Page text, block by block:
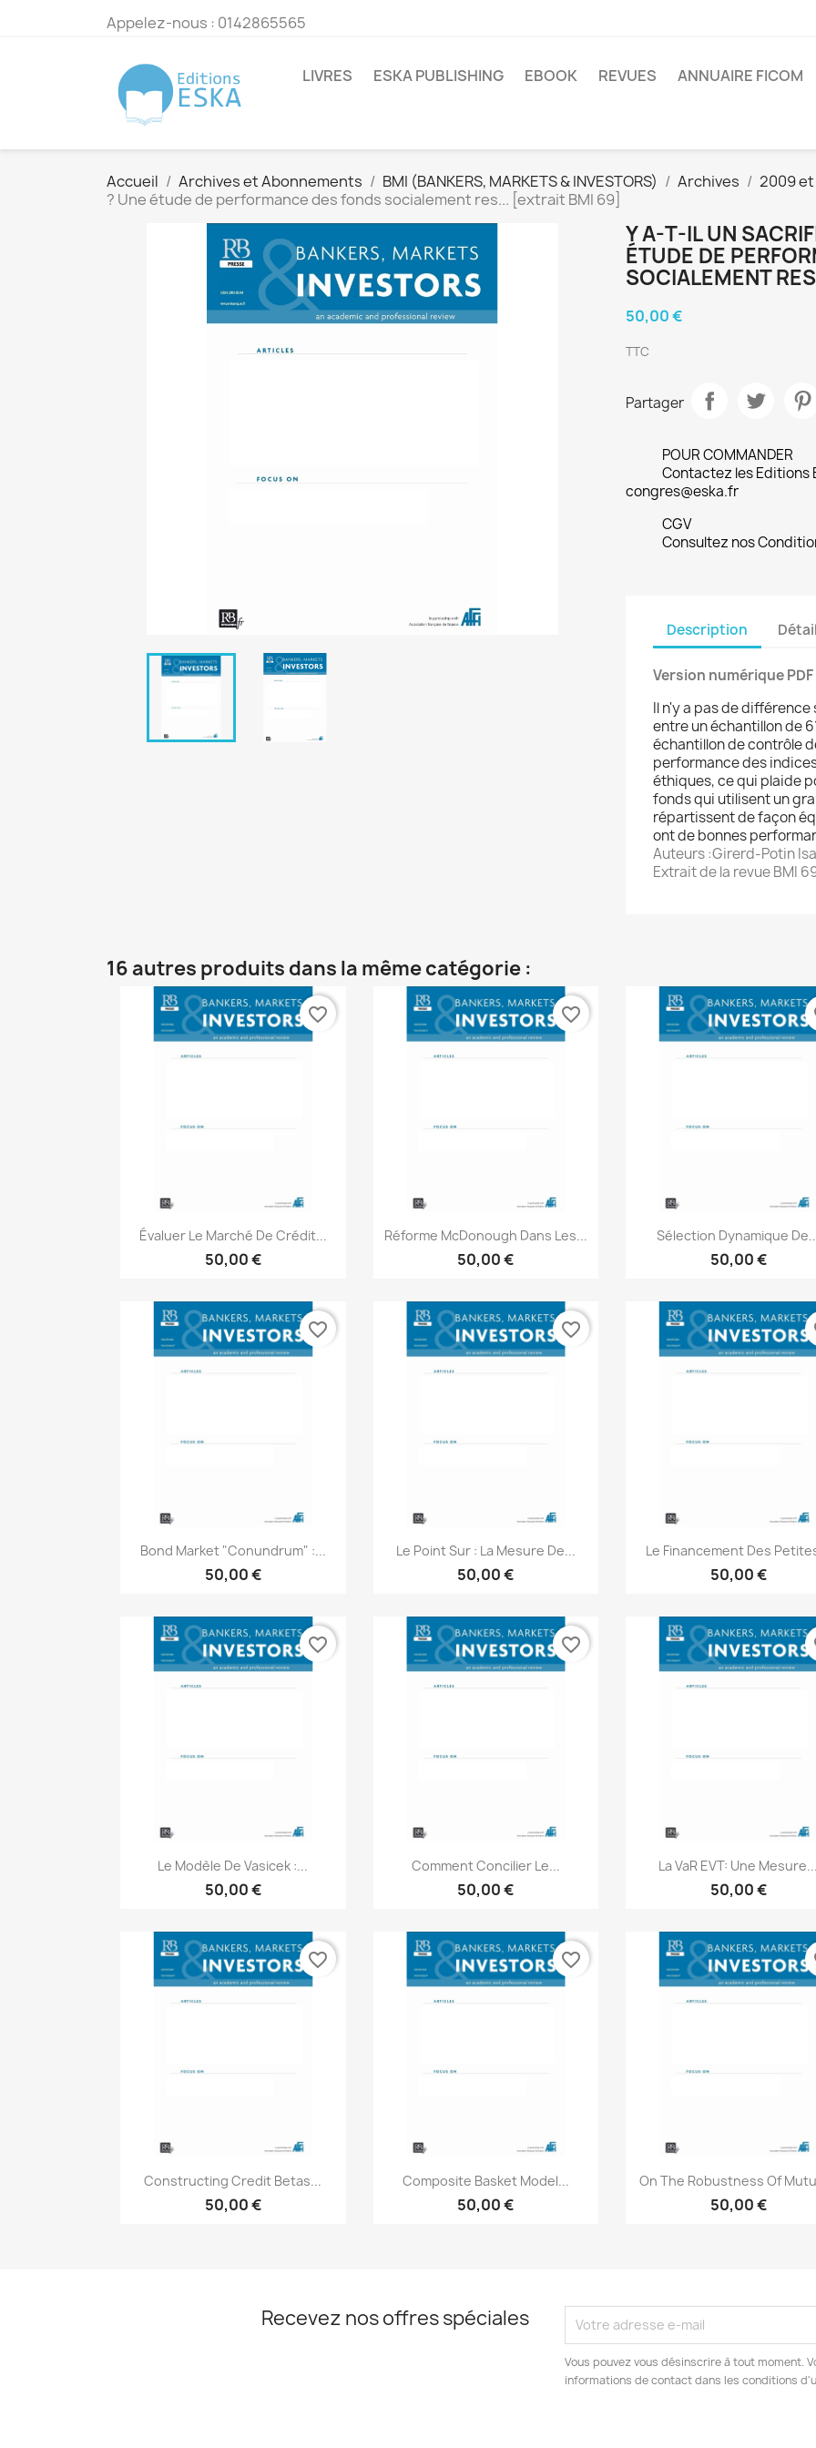
Appelez-nous : 0142865565
LIVRES ESKA PUBLISHING EBOOK REVUES ANNUAIRE FICOM
Accueil Archives et Abonnements BMI (BANKERS, MARKETS & INVESTORS) Archives 2009
? Une étude de performance des fonds socialement res... [extrait BMI 69]
Y A-T-IL UN
ÉTUDE DE
SOCIALEMENT
50,00 €
TTC
Partager
POUR COMMANDER
Contactez les Editions
congres@eska.fr
CGV
Consultez nos
Description
Version numérique PDF
Il n'y a pas de
entre un échantillon de
échantillon de contrôle
performance des
éthiques, ce qui plaide
fonds qui utilisent un
répartissent de façon
ont de bonnes
Auteurs :Girerd-Potin
Extrait de la revue BMI
16 autres produits dans la même catégorie :
Aperçu rapide
Évaluer Le Marché De Crédit...
50,00 €
favorite_border
Aperçu rapide
Réforme McDonough Dans Les...
50,00 €
favorite_border
Aperçu rapide
Sélection Dynamique
50,00 €
Aperçu rapide
Bond Market "Conundrum" :...
50,00 €
favorite_border
Aperçu rapide
Le Point Sur : La Mesure De...
50,00 €
favorite_border
Aperçu rapide
Le Financement Des
50,00 €
Aperçu rapide
Le Modèle De Vasicek :...
50,00 €
favorite_border
Aperçu rapide
Comment Concilier Le...
50,00 €
favorite_border
Aperçu rapide
La VaR EVT: Une Mesure...
50,00 €
Aperçu rapide
Constructing Credit Betas...
50,00 €
favorite_border
Aperçu rapide
Composite Basket Model...
50,00 €
favorite_border
Aperçu rapide
On The Robustness Of
50,00 €
Recevez nos offres spéciales
Vous pouvez vous désinscrire à tout moment.
informations de contact dans les conditions